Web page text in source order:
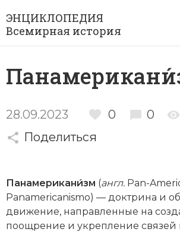
ЭНЦИКЛОПЕДИЯ
Всемирная история
Рубрики
Азия
Археология
Ближний Восток
Византия
Античность
История Первобытного общества
История Средних веков
А … Я
Й К Л М Н О П
У Ф Х Ц Ч Ш Щ
28.09.2023 0 0
Поделиться
Панамерикани́зм (англ. Pan-­
Panamericanismo) — доктрина и
движение, направленные на
поощрение и укрепление связей